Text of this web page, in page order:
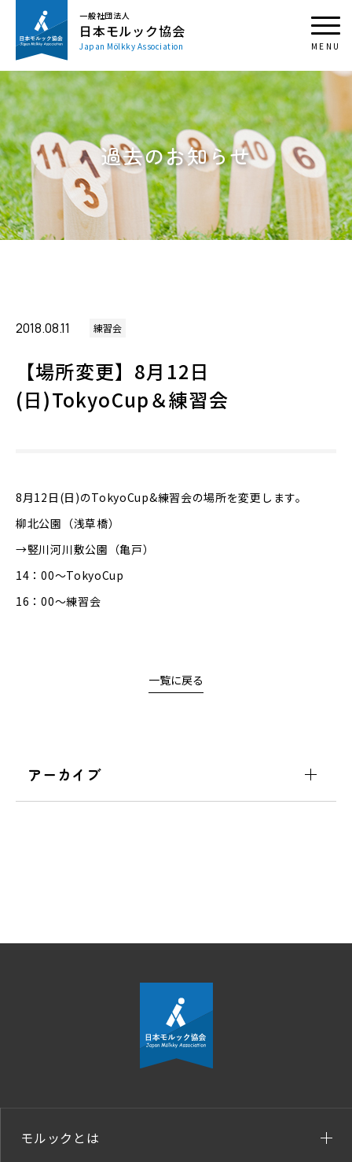
一般社団法人
日本モルック協会
Japan Mölkky Association
過去のお知らせ
2018.08.11 練習会
【場所変更】8月12日
(日)TokyoCup＆練習会
8月12日(日)のTokyoCup&練習会の場所を変更します。
柳北公園（浅草橋）
→竪川河川敷公園（亀戸）
14：00～TokyoCup
16：00～練習会
一覧に戻る
アーカイブ
モルックとは